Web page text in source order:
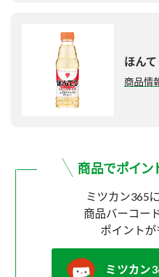
ほん
商品情
ミツカン365
商品バーコー
ポイントが
ミツカン